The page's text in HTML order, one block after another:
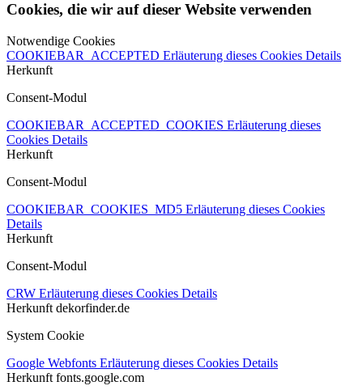
Cookies, die wir auf dieser Website verwenden
Notwendige Cookies
COOKIEBAR_ACCEPTED Erläuterung dieses Cookies Details
Herkunft
Consent-Modul
COOKIEBAR_ACCEPTED_COOKIES Erläuterung dieses
Cookies Details
Herkunft
Consent-Modul
COOKIEBAR_COOKIES_MD5 Erläuterung dieses Cookies
Details
Herkunft
Consent-Modul
CRW Erläuterung dieses Cookies Details
Herkunft dekorfinder.de
System Cookie
Google Webfonts Erläuterung dieses Cookies Details
Herkunft fonts.google.com